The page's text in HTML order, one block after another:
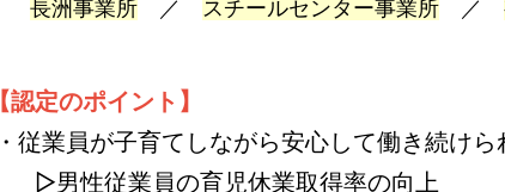
長洲事業所 ／ スチールセンター事業所 ／
【認定のポイント】
・従業員が子育てしながら安心して働き続け
▷男性従業員の育児休業取得率の向上